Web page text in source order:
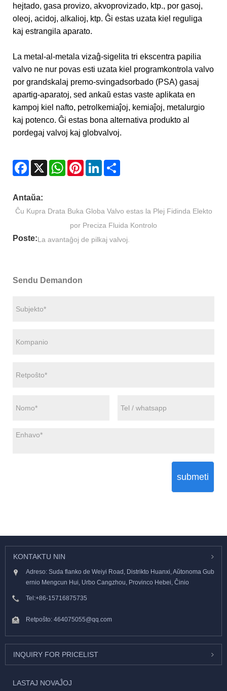
hejtado, gasa provizo, akvoprovizado, ktp., por gasoj,
oleoj, acidoj, alkalioj, ktp. Ĝi estas uzata kiel reguliga
kaj estrangila aparato.
La metal-al-metala vizaĝ-sigelita tri ekscentra papilia
valvo ne nur povas esti uzata kiel programkontrola valvo
por grandskalaj premo-svingadsorbado (PSA) gasaj
apartig-aparatoj, sed ankaŭ estas vaste aplikata en
kampoj kiel nafto, petrolkemiaĵoj, kemiaĵoj, metalurgio
kaj potenco. Ĝi estas bona alternativa produkto al
pordegaj valvoj kaj globvalvoj.
Facebook
X WhatsAppPinterestLinkedIn
Antaŭa:
Ĉu Kupra Drata Buka Globa Valvo estas la Plej Fidinda Elekto
por Preciza Fluida Kontrolo
Poste:La avantaĝoj de pilkaj valvoj.
Sendu Demandon
submeti
KONTAKTU NIN
Adreso: Suda flanko de Weiyi Road, Distrikto Huanxi, Aŭtonoma Gub
ernio Mengcun Hui, Urbo Cangzhou, Provinco Hebei, Ĉinio
Tel:+86-15716875735
Retpoŝto: 464075055@qq.com
INQUIRY FOR PRICELIST
LASTAJ NOVAĴOJ